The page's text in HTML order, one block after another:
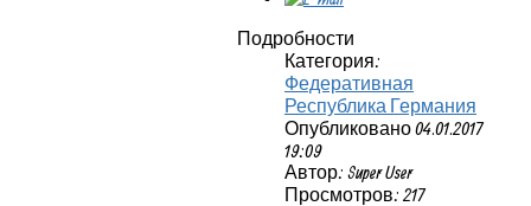
Подробности
Категория:
Федеративная
Республика Германия
Опубликовано 04.01.2017
19:09
Автор: Super User
Просмотров: 217